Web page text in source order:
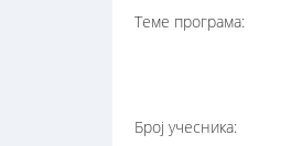
Теме програма:
Број учесника: